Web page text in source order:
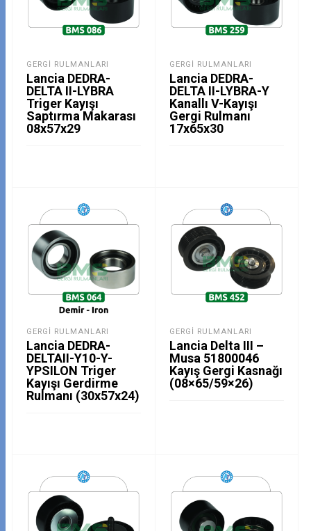
GERGI RULMANLARI
Lancia DEDRA-
DELTA II-LYBRA
Triger Kayışı
Saptırma Makarası
08x57x29
GERGI RULMANLARI
Lancia DEDRA-
DELTA II-LYBRA-Y
Kanallı V-Kayışı
Gergi Rulmanı
17x65x30
GERGI RULMANLARI
Lancia DEDRA-
DELTAII-Y10-Y-
YPSILON Triger
Kayışı Gerdirme
Rulmanı (30x57x24)
GERGI RULMANLARI
Lancia Delta III –
Musa 51800046
Kayış Gergi Kasnağı
(08×65/59×26)